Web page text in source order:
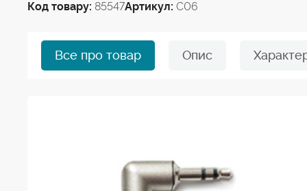
Код товару: 85547Артикул: C06
Все про товар Опис